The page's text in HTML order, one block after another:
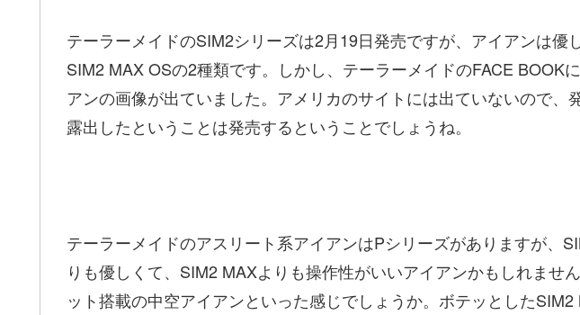
テーラーメイドのSIM2シリーズは2月19日発売ですが、アイアンは優
SIM2 MAX OSの2種類です。しかし、テーラーメイドのFACE BOOK
アンの画像が出ていました。アメリカのサイトには出ていないので、
露出したということは発売するということでしょうね。
テーラーメイドのアスリート系アイアンはPシリーズがありますが、
りも優しくて、SIM2 MAXよりも操作性がいいアイアンかもしれませ
ット搭載の中空アイアンといった感じでしょうか。ボテッとした